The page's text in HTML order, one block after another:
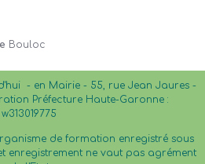
Bouloc
- en Mairie - 55, rue Jean Jaures -
Préfecture Haute-Garonne :
w313019775
de formation enregistré sous
enregistrement ne vaut pas agrément